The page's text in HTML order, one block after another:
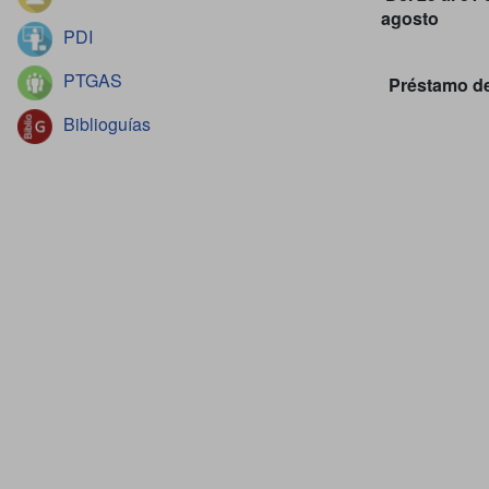
PDI
PTGAS
Biblioguías
agosto
Préstamo